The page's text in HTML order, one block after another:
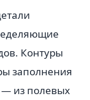
Контуры
заполнения
из полевых